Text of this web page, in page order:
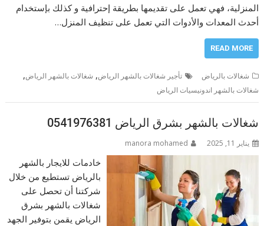
المنزلية، فهي تعمل على تقديمها بطريقة إحترافية و كذلك بإستخدام
أحدث المعدات والأدوات التي تعمل على تنظيف المنزل…
READ MORE
شغالات بالرياض تأجير شغالات بالشهر الرياض, شغالات بالشهر الرياض,
شغالات بالشهر اندونيسيات الرياض
شغالات بالشهر بشرق الرياض 0541976381
يناير 11, 2025 manora mohamed
خادمات للايجار بالشهر
بالرياض تستطيع من خلال
شركتنا أن تحصل على
شغالات بالشهر بشرق
الرياض يقمن بتوفير الجهد